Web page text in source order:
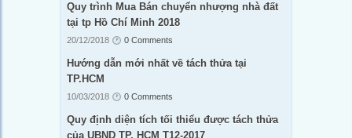
Quy trình Mua Bán chuyển nhượng nhà đất
tại tp Hồ Chí Minh 2018
20/12/2018 0 Comments
Hướng dẫn mới nhất về tách thửa tại
TP.HCM
10/03/2018 0 Comments
Quy định diện tích tối thiểu được tách thửa
của UBND TP. HCM T12-2017